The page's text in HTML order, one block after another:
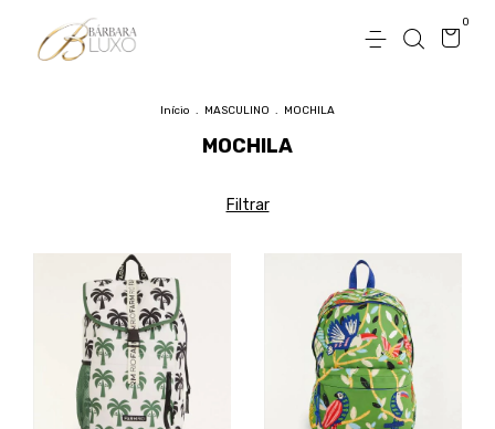
0
Início . MASCULINO . MOCHILA
MOCHILA
Filtrar